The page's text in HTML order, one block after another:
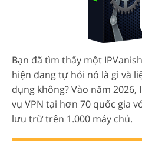
Bạn đã tìm thấy một
hiện đang tự hỏi nó là gì và
dụng không? Vào năm 2026,
vụ VPN tại hơn 70 quốc gia
lưu trữ trên 1.000 máy chủ.